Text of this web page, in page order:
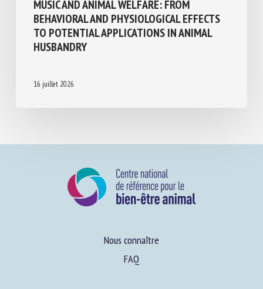
BEHAVIORAL AND PHYSIOLOGICAL EFFECTS
TO POTENTIAL APPLICATIONS IN ANIMAL
HUSBANDRY
Nous connaître
FAQ